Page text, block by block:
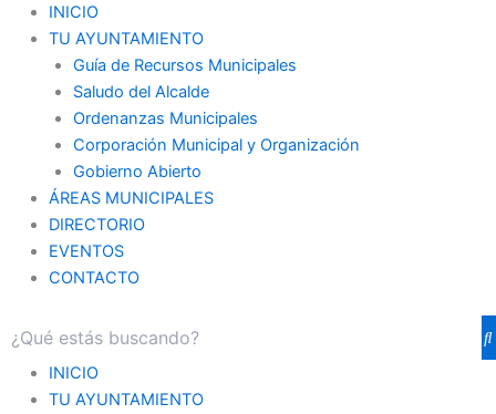
INICIO
TU AYUNTAMIENTO
Guía de Recursos Municipales
Saludo del Alcalde
Ordenanzas Municipales
Corporación Municipal y Organización
Gobierno Abierto
ÁREAS MUNICIPALES
DIRECTORIO
EVENTOS
CONTACTO
INICIO
TU AYUNTAMIENTO